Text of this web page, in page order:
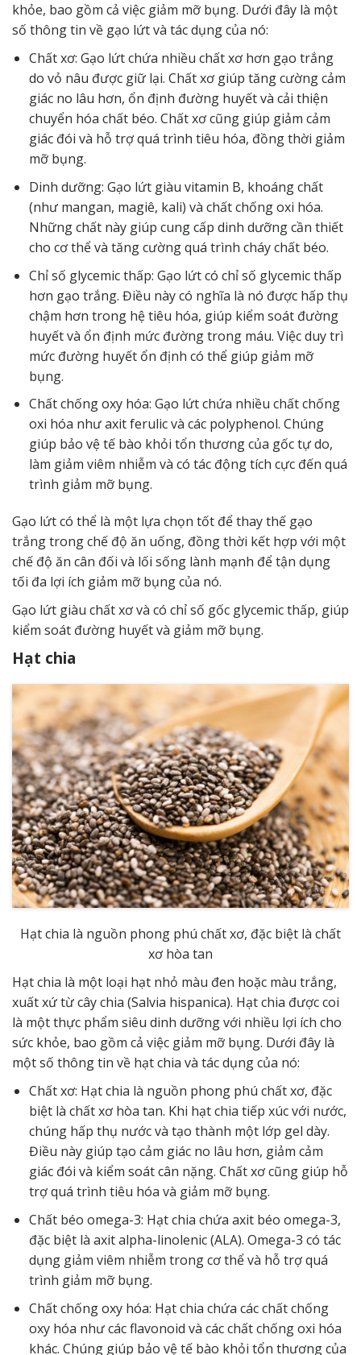
khỏe, bao gồm cả việc giảm mỡ bụng. Dưới đây là một
số thông tin về gạo lứt và tác dụng của nó:
Chất xơ: Gạo lứt chứa nhiều chất xơ hơn gạo trắng
do vỏ nâu được giữ lại. Chất xơ giúp tăng cường cảm
giác no lâu hơn, ổn định đường huyết và cải thiện
chuyển hóa chất béo. Chất xơ cũng giúp giảm cảm
giác đói và hỗ trợ quá trình tiêu hóa, đồng thời giảm
mỡ bụng.
Dinh dưỡng: Gạo lứt giàu vitamin B, khoáng chất
(như mangan, magiê, kali) và chất chống oxi hóa.
Những chất này giúp cung cấp dinh dưỡng cần thiết
cho cơ thể và tăng cường quá trình cháy chất béo.
Chỉ số glycemic thấp: Gạo lứt có chỉ số glycemic thấp
hơn gạo trắng. Điều này có nghĩa là nó được hấp thụ
chậm hơn trong hệ tiêu hóa, giúp kiểm soát đường
huyết và ổn định mức đường trong máu. Việc duy trì
mức đường huyết ổn định có thể giúp giảm mỡ
bụng.
Chất chống oxy hóa: Gạo lứt chứa nhiều chất chống
oxi hóa như axit ferulic và các polyphenol. Chúng
giúp bảo vệ tế bào khỏi tổn thương của gốc tự do,
làm giảm viêm nhiễm và có tác động tích cực đến quá
trình giảm mỡ bụng.
Gạo lứt có thể là một lựa chọn tốt để thay thế gạo
trắng trong chế độ ăn uống, đồng thời kết hợp với một
chế độ ăn cân đối và lối sống lành mạnh để tận dụng
tối đa lợi ích giảm mỡ bụng của nó.
Gạo lứt giàu chất xơ và có chỉ số gốc glycemic thấp, giúp
kiểm soát đường huyết và giảm mỡ bụng.
Hạt chia
Hạt chia là nguồn phong phú chất xơ, đặc biệt là chất
xơ hòa tan
Hạt chia là một loại hạt nhỏ màu đen hoặc màu trắng,
xuất xứ từ cây chia (Salvia hispanica). Hạt chia được coi
là một thực phẩm siêu dinh dưỡng với nhiều lợi ích cho
sức khỏe, bao gồm cả việc giảm mỡ bụng. Dưới đây là
một số thông tin về hạt chia và tác dụng của nó:
Chất xơ: Hạt chia là nguồn phong phú chất xơ, đặc
biệt là chất xơ hòa tan. Khi hạt chia tiếp xúc với nước,
chúng hấp thụ nước và tạo thành một lớp gel dày.
Điều này giúp tạo cảm giác no lâu hơn, giảm cảm
giác đói và kiểm soát cân nặng. Chất xơ cũng giúp hỗ
trợ quá trình tiêu hóa và giảm mỡ bụng.
Chất béo omega-3: Hạt chia chứa axit béo omega-3,
đặc biệt là axit alpha-linolenic (ALA). Omega-3 có tác
dụng giảm viêm nhiễm trong cơ thể và hỗ trợ quá
trình giảm mỡ bụng.
Chất chống oxy hóa: Hạt chia chứa các chất chống
oxy hóa như các flavonoid và các chất chống oxi hóa
khác. Chúng giúp bảo vệ tế bào khỏi tổn thương của